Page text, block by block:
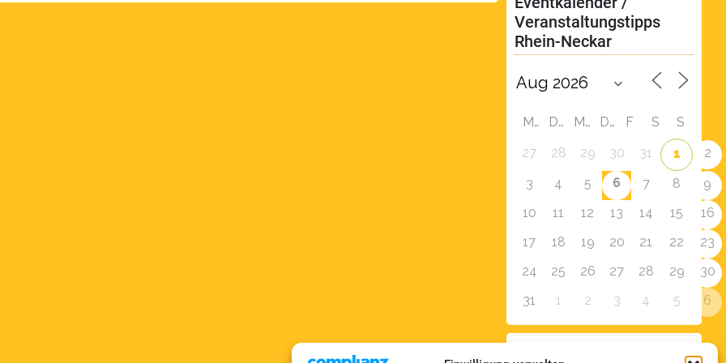
Veranstaltungstipps
Rhein-Neckar
M D M D F S
S
27
28 29 30 31 1
2
3
4 5 6 7 8
9
10
11 12 13 14 15
16
17
18 19 20 21 22
23
24
25 26 27 28 29
30
31
1 2 3 4 5 6